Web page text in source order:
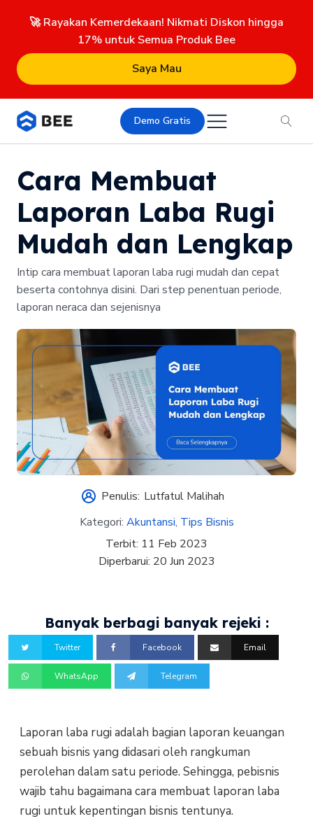
🚀 Rayakan Kemerdekaan! Nikmati Diskon hingga
17% untuk Semua Produk Bee
Saya Mau
Demo Gratis
Cara Membuat
Laporan Laba Rugi
Mudah dan Lengkap
Intip cara membuat laporan laba rugi mudah dan cepat
beserta contohnya disini. Dari step penentuan periode,
laporan neraca dan sejenisnya
Penulis: Lutfatul Malihah
Kategori: Akuntansi, Tips Bisnis
Terbit: 11 Feb 2023
Diperbarui: 20 Jun 2023
Banyak berbagi banyak rejeki :
Twitter Facebook Email
WhatsApp Telegram
Laporan laba rugi adalah bagian laporan keuangan
sebuah bisnis yang didasari oleh rangkuman
perolehan dalam satu periode. Sehingga, pebisnis
wajib tahu bagaimana cara membuat laporan laba
rugi untuk kepentingan bisnis tentunya.